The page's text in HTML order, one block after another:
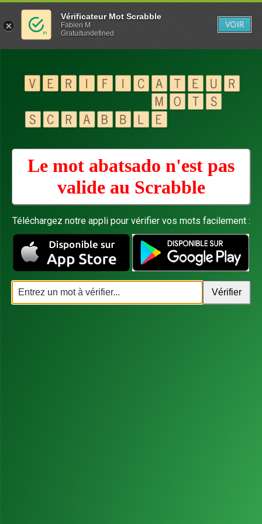
Le mot abatsado n'est pas
valide au Scrabble
Téléchargez notre appli pour vérifier vos mots facilement :
Vérificateur Mot Scrabble
Fabien M
Gratuitundefined
VOIR